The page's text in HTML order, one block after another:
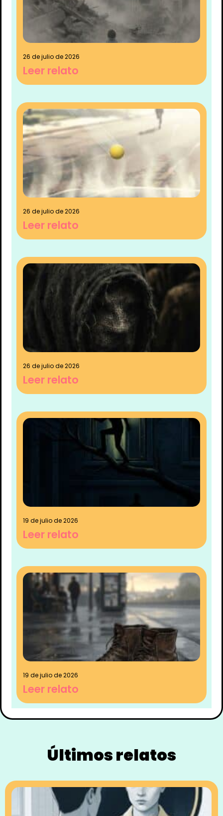
26 de julio de 2026
Leer relato
26 de julio de 2026
Leer relato
26 de julio de 2026
Leer relato
19 de julio de 2026
Leer relato
19 de julio de 2026
Leer relato
Últimos relatos